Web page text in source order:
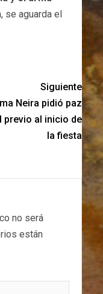
se aguarda el
Siguiente
Neira pidió paz
previo al inicio de
la fiesta
no será
están